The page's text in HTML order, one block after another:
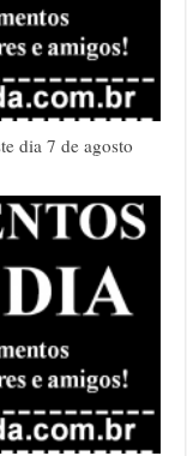
dia 7 de agosto